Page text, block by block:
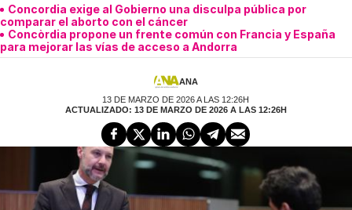
Concordia exige al Gobierno una disculpa pública por
comparar el aborto con el cáncer
Concòrdia propone un frente común con Francia y España
para mejorar las vías de acceso a Andorra
ANA
13 DE MARZO DE 2026 A LAS 12:26H
ACTUALIZADO: 13 DE MARZO DE 2026 A LAS 12:26H